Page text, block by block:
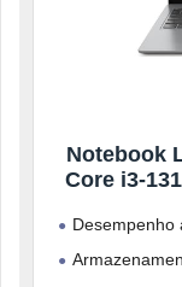
Notebook
Core i3-
Desempenho